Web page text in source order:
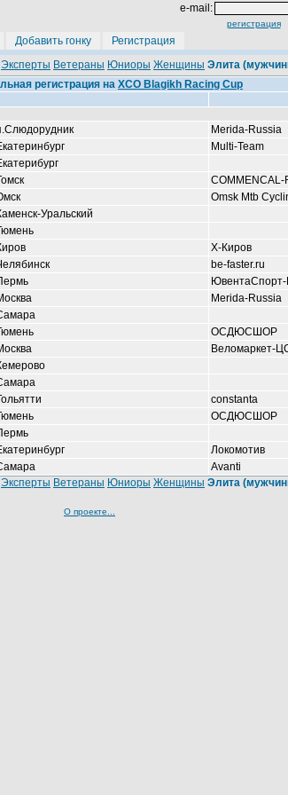
e-mail:
регистрация
Добавить гонку
Регистрация
Эксперты Ветераны Юниоры Женщины Элита
регистрация на XCO Blagikh Racing Cup
Merida-Russia
Multi-Team
COMMENCAL-
Omsk Mtb
Уральский
Х-Киров
be-faster.ru
Merida-Russia
ОСДЮСШОР
Веломаркет-
constanta
ОСДЮСШОР
Локомотив
Avanti
Эксперты Ветераны Юниоры Женщины Элита
О проекте...